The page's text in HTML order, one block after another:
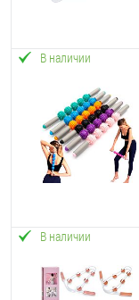
В наличии
В наличии